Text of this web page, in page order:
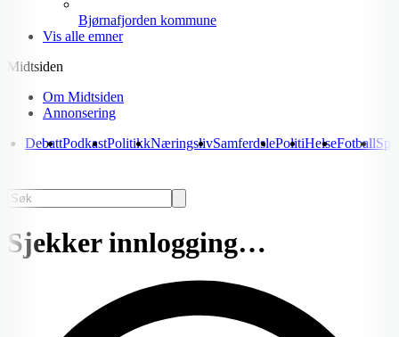
Bjørnafjorden kommune
Vis alle emner
Midtsiden
Om Midtsiden
Annonsering
DebattPodkastPolitikkNæringslivSamferdslePolitiHelseFotball
Sjekker innlogging…